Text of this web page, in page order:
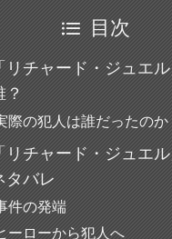
目次
リチャード・ジュエ
？
際の犯人は誰だったのか
リチャード・ジュエ
タバレ
件の発端
ーローから犯人へ